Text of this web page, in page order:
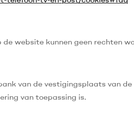
website kunnen geen rechten
van de vestigingsplaats van
van toepassing is.